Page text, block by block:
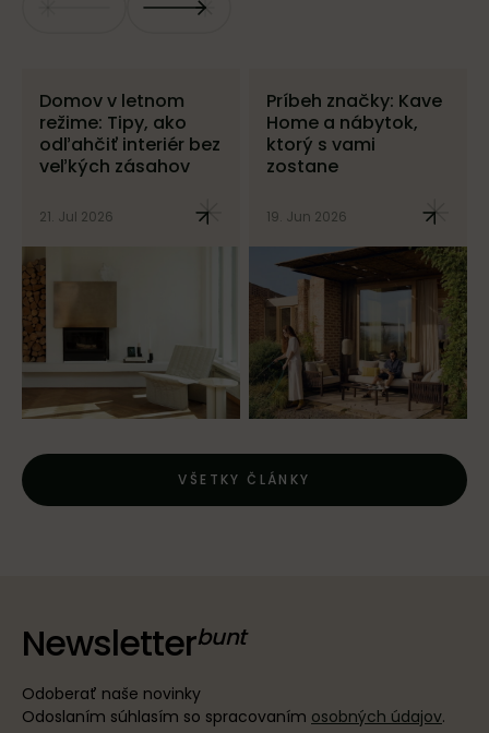
Domov v letnom
režime: Tipy, ako
odľahčiť interiér bez
veľkých zásahov
21. Jul 2026
Príbeh značky: Kave
Home a nábytok,
ktorý s vami
zostane
19. Jun 2026
VŠETKY ČLÁNKY
Newsletter
Odoberať naše novinky
Odoslaním súhlasím so spracovaním osobných údajov.